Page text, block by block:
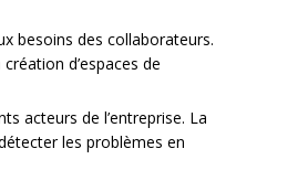
besoins des collaborateurs.
d’espaces de
acteurs de l’entreprise. La
les problèmes en